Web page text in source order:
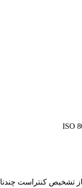
تشخیص کنتراست